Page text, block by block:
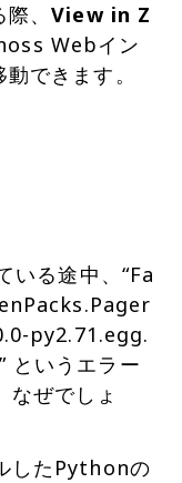
際、View in Z
Webイン
できます。
いる途中、“Fa
py2.71.egg.
いうエラー
なぜでしょ
したPythonの